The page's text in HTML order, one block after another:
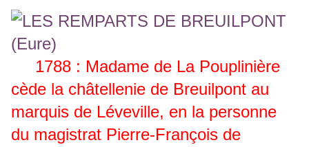
1788 : Madame de La Pouplinière
cède la châtellenie de Breuilpont au
marquis de Léveville, en la personne
du magistrat Pierre-François de